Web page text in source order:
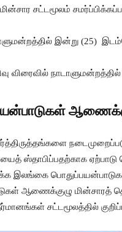
சட்டமூலம்
இன்று (25)
நாடாளுமன்றத்தில்
ஸ்தாபிப்பதற்காக
ஆணைக்குழு மின்சாரத்
சட்டமூலத்தில்